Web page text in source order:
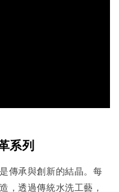
系列
傳承與創新的結晶。每
，透過傳統水洗工藝，